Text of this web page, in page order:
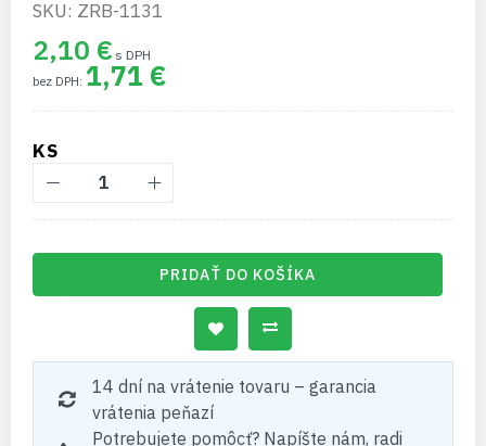
SKU: ZRB-1131
2,10 €
1,71 €
KS
PRIDAŤ DO KOŠÍKA
14 dní na vrátenie tovaru – garancia
vrátenia peňazí
Potrebujete pomôcť? Napíšte nám, radi